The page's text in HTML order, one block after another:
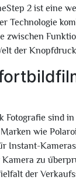
2 ist eine
Technologie
zwischen
der
sind
wie
Instant-
zu
der